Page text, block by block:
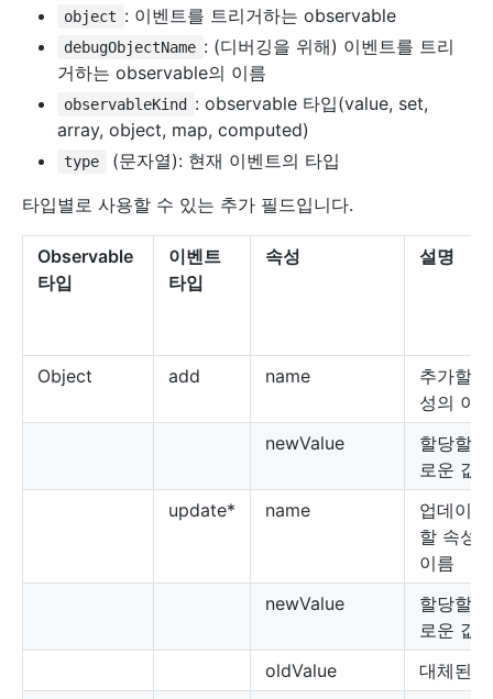
object : 이벤트를 트리거하는 observable
debugObjectName : (디버깅을 위해) 이벤트를 트리
거하는 observable의 이름
observableKind
: observable 타입(value, set,
array, object, map, computed)
type
(문자열): 현재 이벤트의 타입
타입별로 사용할 수 있는 추가 필드입니다.
Observable
타입
이벤트
타입
속성 설명
Object add name
추가할
성의 이
newValue
할당할
로운 값
update*
name
업데이트
할 속성
이름
newValue
할당할
로운 값
oldValue
대체된